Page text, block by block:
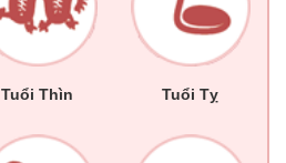
Tuổi Thìn Tuổi Tỵ